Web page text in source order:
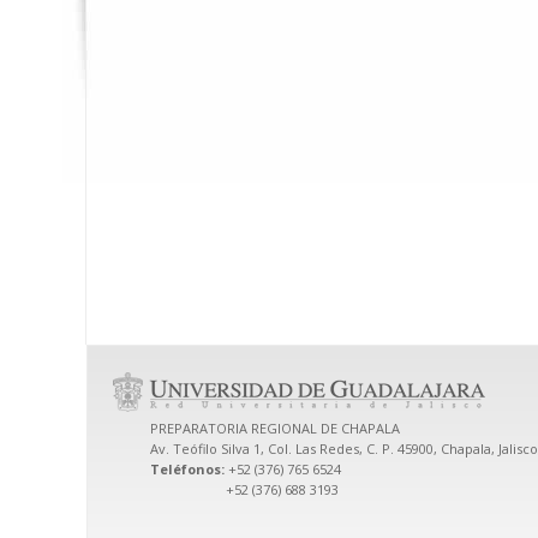
PREPARATORIA REGIONAL DE CHAPALA
Av. Teófilo Silva 1, Col. Las Redes, C. P. 45900, Chapala,
Teléfonos: +52 (376) 765 6524
+52 (376) 688 3193